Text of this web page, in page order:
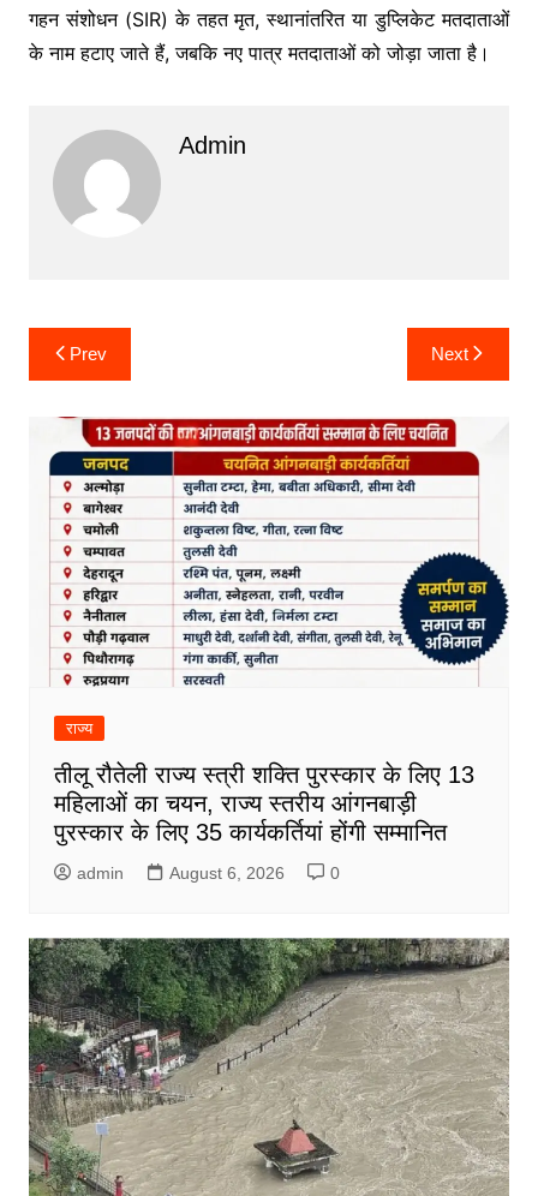
गहन संशोधन (SIR) के तहत मृत, स्थानांतरित या डुप्लिकेट मतदाताओं
के नाम हटाए जाते हैं, जबकि नए पात्र मतदाताओं को जोड़ा जाता है।
Admin
Post
navigation
Prev Next
राज्य
तीलू रौतेली राज्य स्त्री शक्ति पुरस्कार के लिए 13
महिलाओं का चयन, राज्य स्तरीय आंगनबाड़ी
पुरस्कार के लिए 35 कार्यकर्तियां होंगी सम्मानित
admin August 6, 2026 0